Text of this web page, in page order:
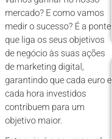
mercado? E como vamos
medir o sucesso? É a ponte
que liga os seus objetivos
de negócio às suas ações
de marketing digital,
garantindo que cada euro e
cada hora investidos
contribuem para um
objetivo maior.